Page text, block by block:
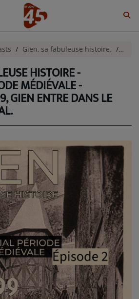
SHOW
L'ÉMISSION
Gien, sa fabuleuse histoire.
HISTOIRE -
MÉDIÉVALE -
GIEN ENTRE DANS LE